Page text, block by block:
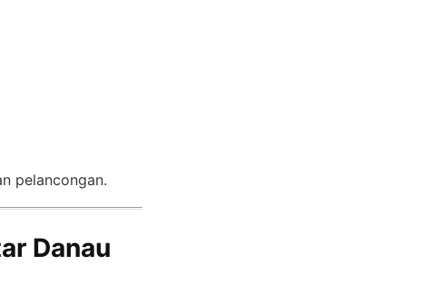
pelancongan.
Danau